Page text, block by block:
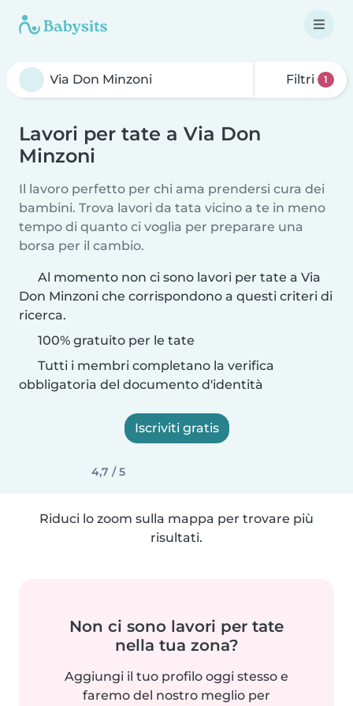
Filtri 1
Lavori per tate a Via Don
Minzoni
Il lavoro perfetto per chi ama prendersi cura dei
bambini. Trova lavori da tata vicino a te in meno
tempo di quanto ci voglia per preparare una
borsa per il cambio.
Al momento non ci sono lavori per tate a Via
Don Minzoni che corrispondono a questi criteri di
ricerca.
100% gratuito per le tate
Tutti i membri completano la verifica
obbligatoria del documento d'identità
Iscriviti gratis
4,7 / 5
Riduci lo zoom sulla mappa per trovare più
risultati.
Non ci sono lavori per tate
nella tua zona?
Aggiungi il tuo profilo oggi stesso e
faremo del nostro meglio per